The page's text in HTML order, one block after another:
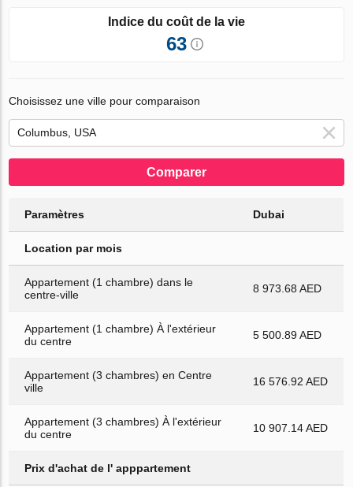
Indice du coût de la vie
63
Choisissez une ville pour comparaison
Comparer
Paramètres Dubai
Location par mois
Appartement (1 chambre) dans le
centre-ville
8 973.68 AED
Appartement (1 chambre) À l'extérieur
du centre
5 500.89 AED
Appartement (3 chambres) en Centre
ville
16 576.92 AED
Appartement (3 chambres) À l'extérieur
du centre
10 907.14 AED
Prix d'achat de l' apppartement